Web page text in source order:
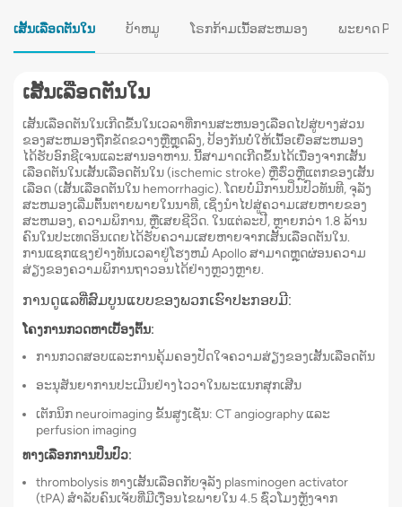
ເສັ້ນເລືອດຕັນໃນ ບ້າຫມູ ໂຣກກ້າມເນື້ອສະຫມອງ ພະຍາດ
ເສັ້ນເລືອດຕັນໃນ
ເສັ້ນເລືອດຕັນໃນເກີດຂື້ນໃນເວລາທີ່ການສະຫນອງເລືອດໄປສູ່ບາງສ່ວນ
ຂອງສະຫມອງຖືກຂັດຂວາງຫຼືຫຼຸດລົງ, ປ້ອງກັນບໍ່ໃຫ້ເນື້ອເຍື່ອສະຫມອງ
ໄດ້ຮັບອົກຊີເຈນແລະສານອາຫານ. ນີ້ສາມາດເກີດຂຶ້ນໄດ້ເນື່ອງຈາກເສັ້ນ
ເລືອດຕັນໃນເສັ້ນເລືອດຕັນໃນ (ischemic stroke) ຫຼືຮົ່ວຫຼືແຕກຂອງເສັ້ນ
ເລືອດ (ເສັ້ນເລືອດຕັນໃນ hemorrhagic). ໂດຍບໍ່ມີການປິ່ນປົວທັນທີ, ຈຸລັງ
ສະຫມອງເລີ່ມຕົ້ນຕາຍພາຍໃນນາທີ, ເຊິ່ງນໍາໄປສູ່ຄວາມເສຍຫາຍຂອງ
ສະຫມອງ, ຄວາມພິການ, ຫຼືເສຍຊີວິດ. ໃນແຕ່ລະປີ, ຫຼາຍກວ່າ 1.8 ລ້ານ
ຄົນໃນປະເທດອິນເດຍໄດ້ຮັບຄວາມເສຍຫາຍຈາກເສັ້ນເລືອດຕັນໃນ.
ການແຊກແຊງຢ່າງທັນເວລາຢູ່ໂຮງຫມໍ Apollo ສາມາດຫຼຸດຜ່ອນຄວາມ
ສ່ຽງຂອງຄວາມພິການຖາວອນໄດ້ຢ່າງຫຼວງຫຼາຍ.
ການດູແລທີ່ສົມບູນແບບຂອງພວກເຮົາປະກອບມີ:
ໂຄງການກວດຫາເບື້ອງຕົ້ນ:
ການກວດສອບແລະການຄຸ້ມຄອງປັດໃຈຄວາມສ່ຽງຂອງເສັ້ນເລືອດຕັນ
ອະນຸສັນຍາການປະເມີນຢ່າງໄວວາໃນພະແນກສຸກເສີນ
ເຕັກນິກ neuroimaging ຂັ້ນສູງເຊັ່ນ: CT angiography ແລະ
perfusion imaging
ທາງເລືອກການປິ່ນປົວ:
thrombolysis ທາງເສັ້ນເລືອດກັບຈຸລັງ plasminogen activator
(tPA) ສໍາລັບຄົນເຈັບທີ່ມີເງື່ອນໄຂພາຍໃນ 4.5 ຊົ່ວໂມງຫຼັງຈາກ